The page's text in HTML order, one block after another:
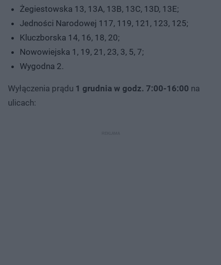
Żegiestowska 13, 13A, 13B, 13C, 13D, 13E;
Jedności Narodowej 117, 119, 121, 123, 125;
Kluczborska 14, 16, 18, 20;
Nowowiejska 1, 19, 21, 23, 3, 5, 7;
Wygodna 2.
Wyłączenia prądu 1 grudnia w godz. 7:00-16:00 na
ulicach: